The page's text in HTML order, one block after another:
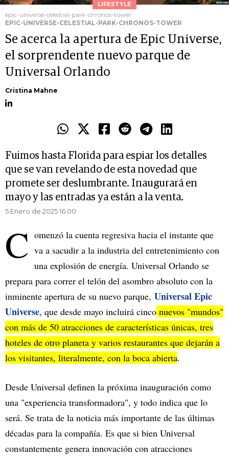
LIFESTYLE
epic-universe-celestial-park-chronos-tower
EPIC-UNIVERSE-CELESTIAL-PARK-CHRONOS-TOWER
Se acerca la apertura de Epic Universe,
el sorprendente nuevo parque de
Universal Orlando
Cristina Mahne
Fuimos hasta Florida para espiar los detalles
que se van revelando de esta novedad que
promete ser deslumbrante. Inaugurará en
mayo y las entradas ya están a la venta.
5 Enero de 2025 16.00
C omenzó la cuenta regresiva hacia el instante que
va a sacudir a la industria del entretenimiento con
una explosión de energía. Universal Orlando se
prepara para correr el telón del asombro absoluto con la
inminente apertura de su nuevo parque, Universal Epic
Universe, que desde mayo incluirá cinco nuevos "mundos"
con más de 50 atracciones de características únicas, tres
hoteles de otro planeta y varios restaurantes que dejarán a
los visitantes, literalmente, con la boca abierta.
Desde Universal definen la próxima inauguración como
una "experiencia transformadora", y todo indica que lo
será. Se trata de la noticia más importante de las últimas
décadas para la compañía. Es que si bien Universal
constantemente genera innovación con atracciones